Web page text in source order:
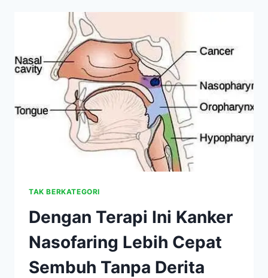
YANG
SEDANG
DIDERITA
LEE
CHONG
WEI
TAK BERKATEGORI
Dengan Terapi Ini Kanker
Nasofaring Lebih Cepat
Sembuh Tanpa Derita